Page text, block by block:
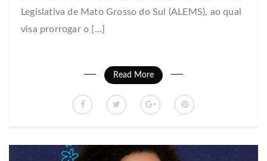
Legislativa de Mato Grosso do Sul (ALEMS), ao qual
visa prorrogar o […]
Read More